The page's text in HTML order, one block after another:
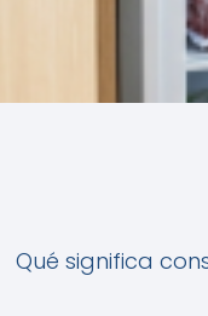
Qué significa